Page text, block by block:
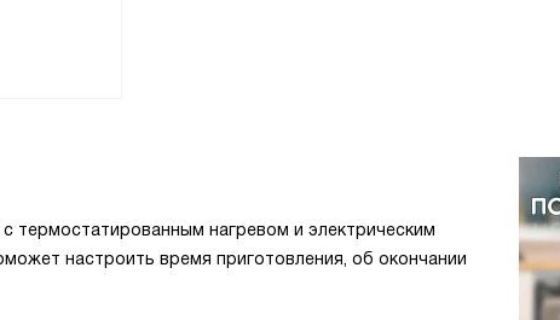
термостатированным нагревом и электрическим
настроить время приготовления, об окончании